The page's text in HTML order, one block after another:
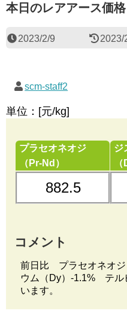
本日のレアアース価
2023/2/9 2023/
scm-staff2
単位：[元/kg]
プラセオネオジ
（Pr-Nd）
882.5
ジ
コメント
前日比 プラセオネオ
ウム（Dy）-1.1% テ
います。